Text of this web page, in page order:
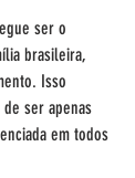
ser o
brasileira,
Isso
ser apenas
em todos